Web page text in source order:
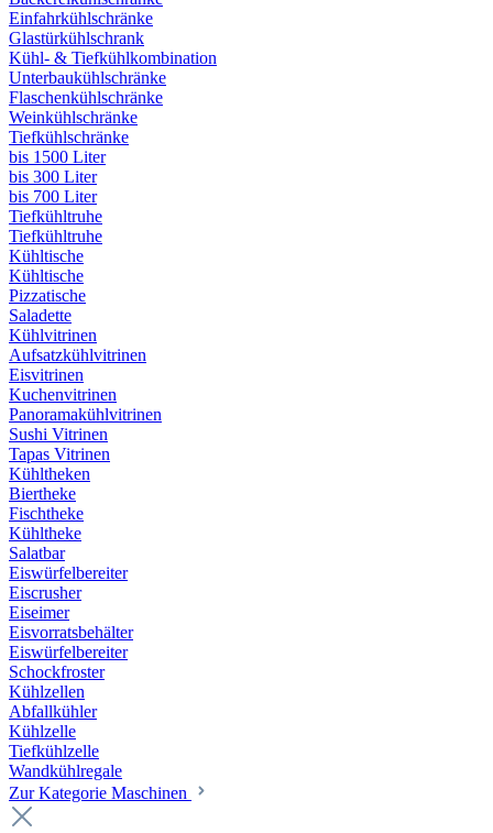
Einfahrkühlschränke
Glastürkühlschrank
Kühl- & Tiefkühlkombination
Unterbaukühlschränke
Flaschenkühlschränke
Weinkühlschränke
Tiefkühlschränke
bis 1500 Liter
bis 300 Liter
bis 700 Liter
Tiefkühltruhe
Tiefkühltruhe
Kühltische
Kühltische
Pizzatische
Saladette
Kühlvitrinen
Aufsatzkühlvitrinen
Eisvitrinen
Kuchenvitrinen
Panoramakühlvitrinen
Sushi Vitrinen
Tapas Vitrinen
Kühltheken
Biertheke
Fischtheke
Kühltheke
Salatbar
Eiswürfelbereiter
Eiscrusher
Eiseimer
Eisvorratsbehälter
Eiswürfelbereiter
Schockfroster
Kühlzellen
Abfallkühler
Kühlzelle
Tiefkühlzelle
Wandkühlregale
Zur Kategorie Maschinen